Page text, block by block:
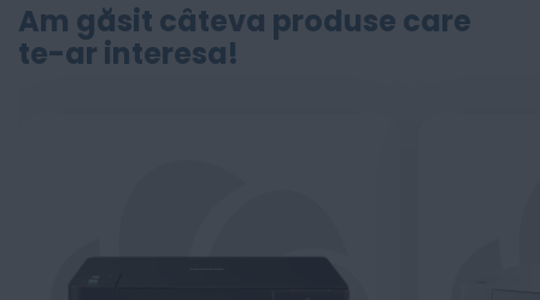
Am găsit câteva produse care
te-ar interesa!